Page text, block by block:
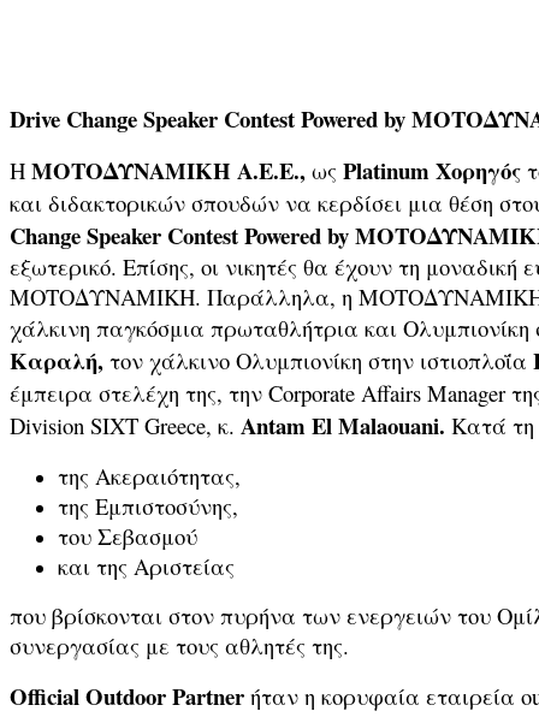
Drive Change Speaker Contest Powered by
Η ΜΟΤΟΔΥΝΑΜΙΚΗ Α.Ε.Ε., ως Platinum Χορηγός
και διδακτορικών σπουδών να κερδίσει μια θέση
Change Speaker Contest Powered by
εξωτερικό. Επίσης, οι νικητές θα έχουν τη
ΜΟΤΟΔΥΝΑΜΙΚΗ. Παράλληλα, η ΜΟΤΟΔΥΝΑΜΙΚΗ
χάλκινη παγκόσμια πρωταθλήτρια και
Καραλή, τον χάλκινο Ολυμπιονίκη στην ιστιοπλοΐα
έμπειρα στελέχη της, την Corporate Affairs
Division SIXT Greece, κ. Antam El Malaouani. Κατά τη
της Ακεραιότητας,
της Εμπιστοσύνης,
του Σεβασμού
και της Αριστείας
που βρίσκονται στον πυρήνα των ενεργειών του
συνεργασίας με τους αθλητές της.
Official Outdoor Partner ήταν η κορυφαία εταιρεία